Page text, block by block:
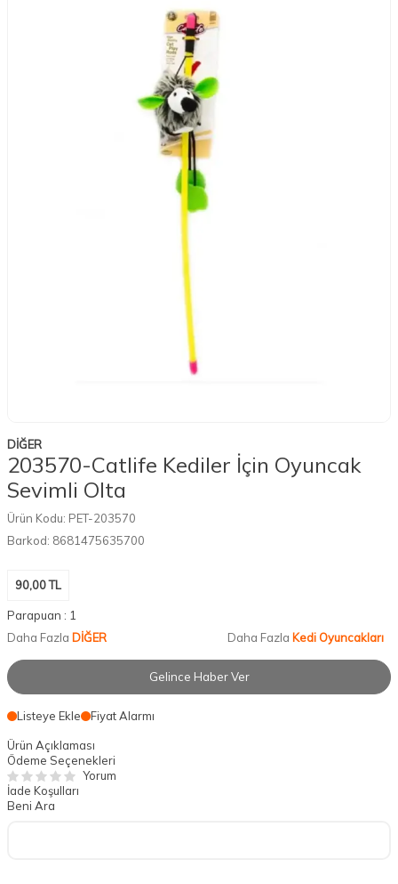
DİĞER
203570-Catlife Kediler İçin Oyuncak
Sevimli Olta
Ürün Kodu: PET-203570
Barkod: 8681475635700
90,00TL
Parapuan : 1
Daha Fazla DİĞER Daha Fazla Kedi Oyuncakları
Gelince Haber Ver
Listeye Ekle Fiyat Alarmı
Ürün Açıklaması
Ödeme Seçenekleri
Yorum
İade Koşulları
Beni Ara